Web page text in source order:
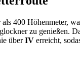
400 Höhenmeter,
zu genießen.
überIV erreicht,